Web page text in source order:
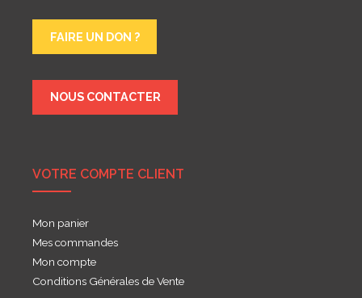
FAIRE UN DON ?
NOUS CONTACTER
VOTRE COMPTE CLIENT
Mon panier
Mes commandes
Mon compte
Conditions Générales de Vente